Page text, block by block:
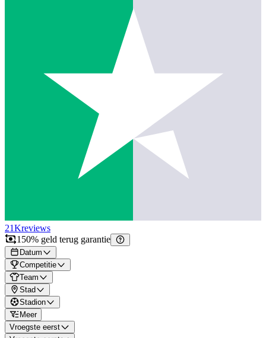
21Kreviews
150% geld terug garantie
Datum
Competitie
Team
Stad
Stadion
Meer
Vroegste eerst